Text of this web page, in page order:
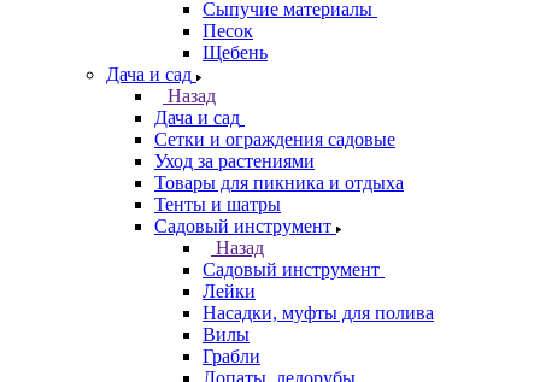
Сыпучие материалы
Песок
Щебень
Дача и сад
Назад
Дача и сад
Сетки и ограждения садовые
Уход за растениями
Товары для пикника и отдыха
Тенты и шатры
Садовый инструмент
Назад
Садовый инструмент
Лейки
Насадки, муфты для полива
Вилы
Грабли
Лопаты, ледорубы